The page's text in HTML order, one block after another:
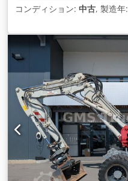
コンディション: 中古, 製造年: